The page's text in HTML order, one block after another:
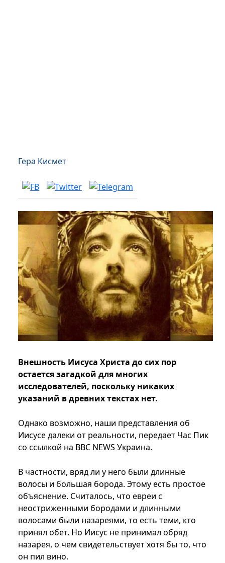
Гера Кисмет
Внешность Иисуса Христа до сих пор
остается загадкой для многих
исследователей, поскольку никаких
указаний в древних текстах нет.
Однако возможно, наши представления об
Иисусе далеки от реальности, передает Час Пик
со ссылкой на BBC NEWS Украина.
В частности, вряд ли у него были длинные
волосы и большая борода. Этому есть простое
объяснение. Считалось, что евреи с
неостриженными бородами и длинными
волосами были назареями, то есть теми, кто
принял обет. Но Иисус не принимал обряд
назарея, о чем свидетельствует хотя бы то, что
он пил вино.